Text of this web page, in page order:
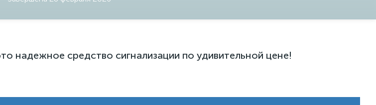
надежное средство сигнализации по удивительной цене!